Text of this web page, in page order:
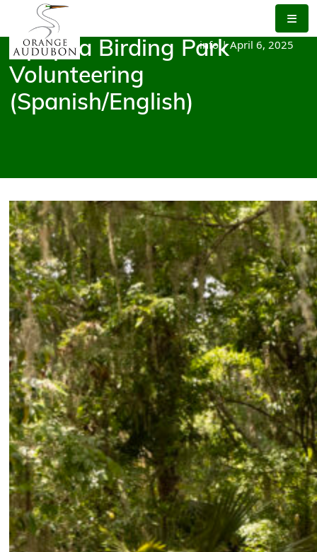
the
content
Apopka Birding Park
Volunteering
(Spanish/English)
info |April 6, 2025